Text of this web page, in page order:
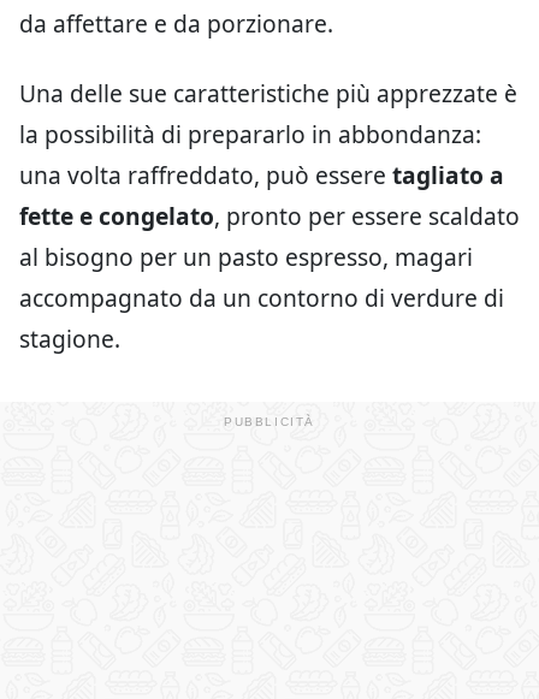
da affettare e da porzionare.
Una delle sue caratteristiche più apprezzate è
la possibilità di prepararlo in abbondanza:
una volta raffreddato, può essere tagliato a
fette e congelato, pronto per essere scaldato
al bisogno per un pasto espresso, magari
accompagnato da un contorno di verdure di
stagione.